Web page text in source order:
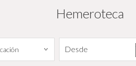
Hemeroteca
Filtrar por fecha
Desde